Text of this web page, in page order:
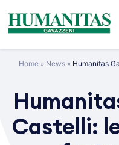
content
Home» News» Humanitas
Castelli: